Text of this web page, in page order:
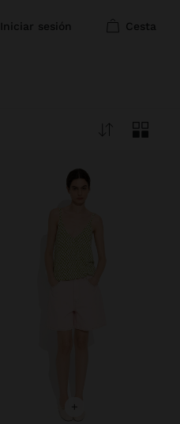
iniciar sesión cesta
+